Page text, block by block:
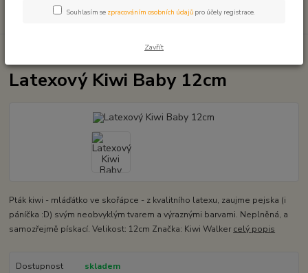
Hledat
Latexový Kiwi Baby 12cm
Latexový Kiwi Baby 12cm
Pták kiwi - mláďátko ve skořápce - z kvalitního latexu, zaujme pejska (i
páníčka :D) svým neobvyklým tvarem a výraznými barvami. Neplněná, a
samozřejmě pískací. Velikost: 12cm Značka: Kiwi Walker celý popis
Dostupnost skladem
Souhlasím se zpracováním osobních údajů pro účely registrace.
Zavřít